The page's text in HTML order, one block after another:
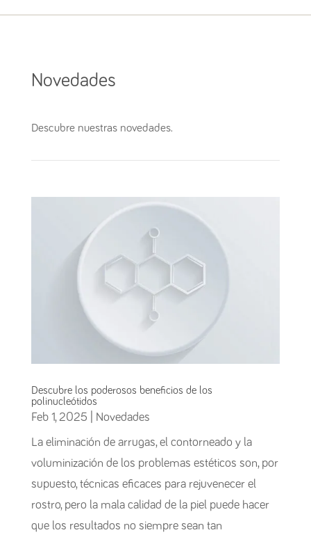
Novedades
Descubre nuestras novedades.
Descubre los poderosos beneficios de los
polinucleótidos
Feb 1, 2025
Novedades
La eliminación de arrugas, el contorneado y la
voluminización de los problemas estéticos son, por
supuesto, técnicas eficaces para rejuvenecer el
rostro, pero la mala calidad de la piel puede hacer
que los resultados no siempre sean tan